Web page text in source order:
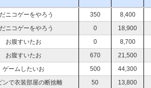
ニコゲーをやろう 350
8,400
ニコゲーをやろう 0
18,900
お腹すいたお 0
8,700
お腹すいたお 670
21,500
ゲームしたいお 500
44,300
ンで衣装部屋の断捨離 50
13,800